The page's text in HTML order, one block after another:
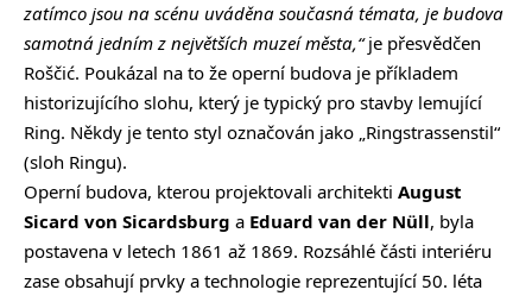
zatímco jsou na scénu uváděna současná témata, je budova
samotná jedním z největších muzeí města,“je přesvědčen
Roščić. Poukázal na to že operní budova je příkladem
historizujícího slohu, který je typický pro stavby lemující
Ring. Někdy je tento styl označován jako „Ringstrassenstil“
(sloh Ringu).
Operní budova, kterou projektovali architekti August
Sicard von Sicardsburg a Eduard van der Nüll, byla
postavena v letech 1861 až 1869. Rozsáhlé části interiéru
zase obsahují prvky a technologie reprezentující 50. léta